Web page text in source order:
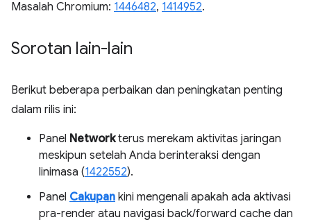
Masalah Chromium: 1446482, 1414952.
Sorotan lain-lain
Berikut beberapa perbaikan dan peningkatan penting
dalam rilis ini:
Panel Networkterus merekam aktivitas jaringan
meskipun setelah Anda berinteraksi dengan
linimasa (1422552).
Panel Cakupan kini mengenali apakah ada aktivasi
pra-render atau navigasi back/forward cache dan